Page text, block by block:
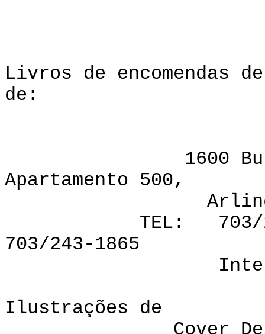
Livros de
de:
1600 Bulevar
Apartamento 500,
Arlington,
TEL: 703/276-
703/243-1865
Internet: pr-
Ilustrações de